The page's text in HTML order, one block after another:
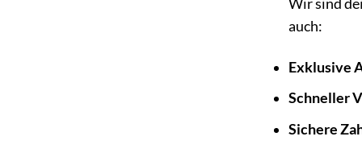
Wir sind
auch:
Exklusive
Schneller
Sichere